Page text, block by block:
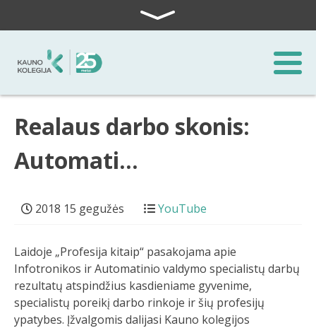
Realaus darbo skonis:
Automati…
2018 15 gegužės YouTube
Laidoje „Profesija kitaip“ pasakojama apie
Infotronikos ir Automatinio valdymo specialistų darbų
rezultatų atspindžius kasdieniame gyvenime,
specialistų poreikį darbo rinkoje ir šių profesijų
ypatybes. Įžvalgomis dalijasi Kauno kolegijos